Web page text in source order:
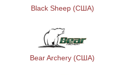
Black Sheep (США)
Bear Archery (США)